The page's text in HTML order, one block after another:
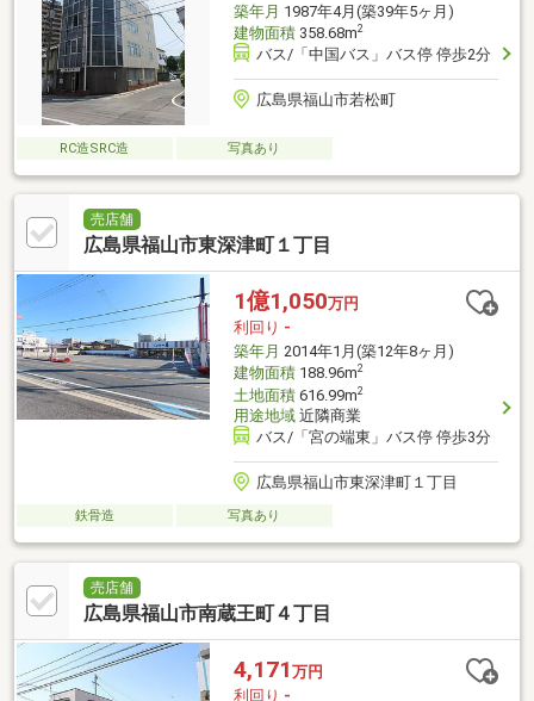
築年月 1987年4月(築39年5ヶ月)
建物面積358.68m2
バス/「中国バス」バス停 停歩2分
広島県福山市若松町
RC造SRC造 写真あり
売店舗
広島県福山市東深津町１丁目
1億1,050万円
利回り -
築年月 2014年1月(築12年8ヶ月)
建物面積188.96m2
土地面積616.99m2
用途地域近隣商業
バス/「宮の端東」バス停 停歩3分
広島県福山市東深津町１丁目
鉄骨造 写真あり
売店舗
広島県福山市南蔵王町４丁目
4,171 万円
利回り -